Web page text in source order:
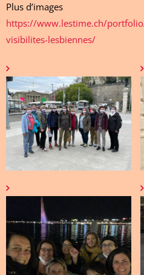
Plus d’images
https://www.lestime.ch/
visibilites-lesbiennes/